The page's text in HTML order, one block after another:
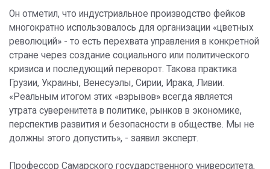
Он отметил, что индустриальное производство фейков
многократно использовалось для организации «цветных
революций» - то есть перехвата управления в конкретной
стране через создание социального или политического
кризиса и последующий переворот. Такова практика
Грузии, Украины, Венесуэлы, Сирии, Ирака, Ливии.
«Реальным итогом этих «взрывов» всегда является
утрата суверенитета в политике, рынков в экономике,
перспектив развития и безопасности в обществе. Мы не
должны этого допустить», - заявил эксперт.
Профессор Самарского государственного университета,